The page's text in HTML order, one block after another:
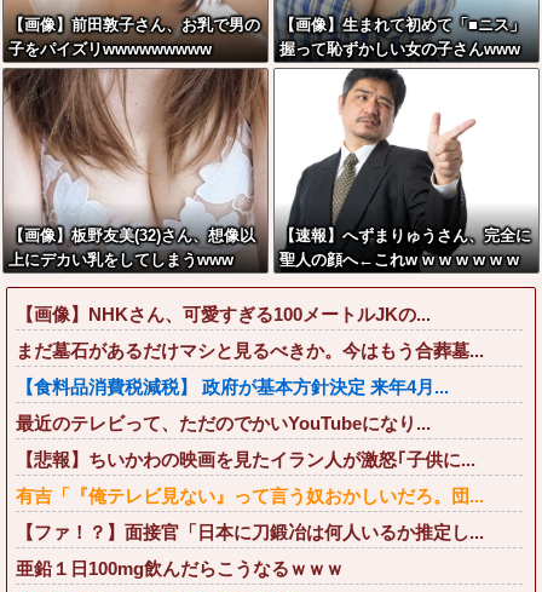
【画像】前田敦子さん、お乳で男の
子をパイズリwwwwwwwww
【画像】生まれて初めて「■ニス」
握って恥ずかしい女の子さんwww
【画像】板野友美(32)さん、想像以
上にデカい乳をしてしまうwww
【速報】へずまりゅうさん、完全に
聖人の顔へ←これw w w w w w w
w
【画像】NHKさん、可愛すぎる100メートルJKの...
まだ墓石があるだけマシと見るべきか。今はもう合葬墓...
【食料品消費税減税】 政府が基本方針決定 来年4月...
最近のテレビって、ただのでかいYouTubeになり...
【悲報】ちいかわの映画を見たイラン人が激怒｢子供に...
有吉「『俺テレビ見ない』って言う奴おかしいだろ。団...
【ファ！？】面接官「日本に刀鍛冶は何人いるか推定し...
亜鉛１日100mg飲んだらこうなるｗｗｗ